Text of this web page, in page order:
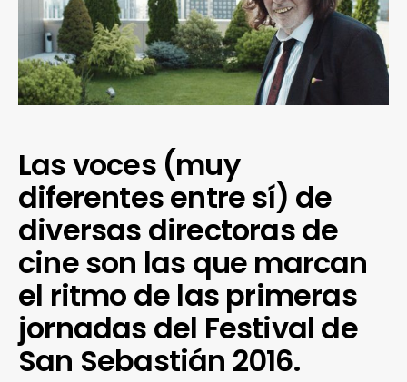
Las voces (muy
diferentes entre sí) de
diversas directoras de
cine son las que marcan
el ritmo de las primeras
jornadas del Festival de
San Sebastián 2016.